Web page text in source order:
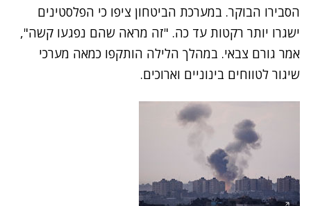
הסבירו הבוקר. במערכת הביטחון ציפו כי הפלסטינים
ישגרו יותר רקטות עד כה. "זה מראה שהם נפגעו קשה",
אמר גורם צבאי. במהלך הלילה הותקפו כמאה מערכי
שיגור לטווחים בינוניים וארוכים.